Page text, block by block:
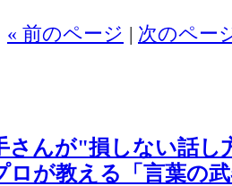
« 前のページ | 次のペー
さんが"損しない話し
が教える「言葉の